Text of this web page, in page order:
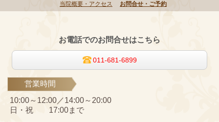
当院概要・アクセス
お問合せ・ご予約
お電話でのお問合せはこちら
011-681-6899
営業時間
10:00～12:00／14:00～20:00
日・祝 17:00まで